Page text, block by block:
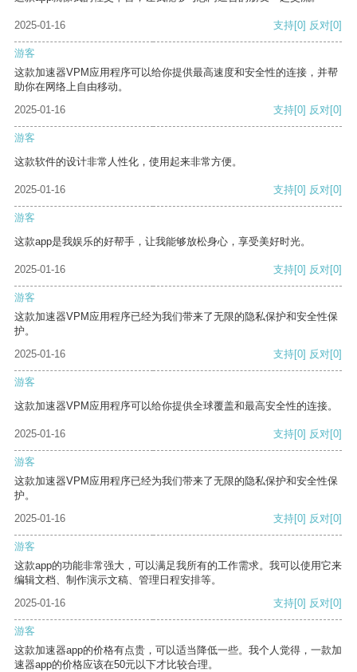
2025-01-16 支持[0] 反对[0]
游客
这款加速器VPM应用程序可以给你提供最高速度和安全性的连接，并帮
助你在网络上自由移动。
2025-01-16
支持[0] 反对[0]
游客
这款软件的设计非常人性化，使用起来非常方便。
2025-01-16 支持[0] 反对[0]
游客
这款app是我娱乐的好帮手，让我能够放松身心，享受美好时光。
2025-01-16 支持[0] 反对[0]
游客
这款加速器VPM应用程序已经为我们带来了无限的隐私保护和安全性保
护。
2025-01-16
支持[0] 反对[0]
游客
这款加速器VPM应用程序可以给你提供全球覆盖和最高安全性的连接。
2025-01-16 支持[0] 反对[0]
游客
这款加速器VPM应用程序已经为我们带来了无限的隐私保护和安全性保
护。
2025-01-16
支持[0] 反对[0]
游客
这款app的功能非常强大，可以满足我所有的工作需求。我可以使用它来
编辑文档、制作演示文稿、管理日程安排等。
2025-01-16
支持[0] 反对[0]
游客
这款加速器app的价格有点贵，可以适当降低一些。我个人觉得，一款加
速器app的价格应该在50元以下才比较合理。